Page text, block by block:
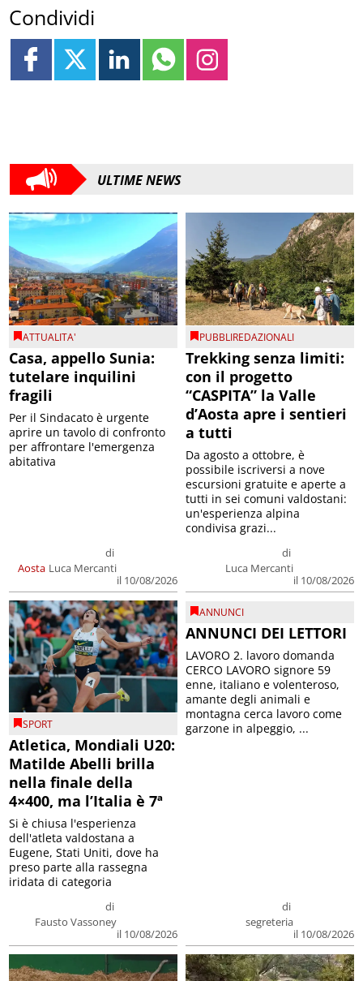
Condividi
ULTIME NEWS
ATTUALITA'
Casa, appello Sunia:
tutelare inquilini
fragili
Aosta
di
Luca Mercanti
il 10/08/2026
Per il Sindacato è urgente
aprire un tavolo di confronto
per affrontare l'emergenza
abitativa
PUBBLIREDAZIONALI
Trekking senza limiti:
con il progetto
“CASPITA” la Valle
d’Aosta apre i sentieri
a tutti
di
Luca Mercanti
il 10/08/2026
Da agosto a ottobre, è
possibile iscriversi a nove
escursioni gratuite e aperte a
tutti in sei comuni valdostani:
un'esperienza alpina
condivisa grazi...
SPORT
Atletica, Mondiali U20:
Matilde Abelli brilla
nella finale della
4×400, ma l’Italia è 7ª
di
Fausto Vassoney
il 10/08/2026
Si è chiusa l'esperienza
dell'atleta valdostana a
Eugene, Stati Uniti, dove ha
preso parte alla rassegna
iridata di categoria
ANNUNCI
ANNUNCI DEI LETTORI
di
segreteria
il 10/08/2026
LAVORO 2. lavoro domanda
CERCO LAVORO signore 59
enne, italiano e volenteroso,
amante degli animali e
montagna cerca lavoro come
garzone in alpeggio, ...